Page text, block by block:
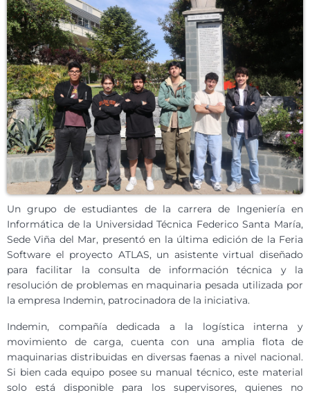
Un grupo de estudiantes de la carrera de Ingeniería en
Informática de la Universidad Técnica Federico Santa María,
Sede Viña del Mar, presentó en la última edición de la Feria
Software el proyecto ATLAS, un asistente virtual diseñado
para facilitar la consulta de información técnica y la
resolución de problemas en maquinaria pesada utilizada por
la empresa Indemin, patrocinadora de la iniciativa.
Indemin, compañía dedicada a la logística interna y
movimiento de carga, cuenta con una amplia flota de
maquinarias distribuidas en diversas faenas a nivel nacional.
Si bien cada equipo posee su manual técnico, este material
solo está disponible para los supervisores, quienes no